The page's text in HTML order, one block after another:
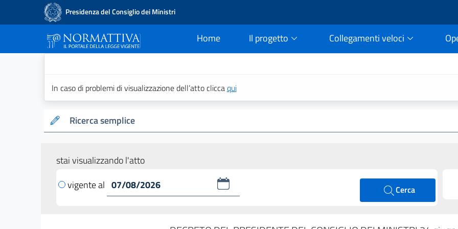
Presidenza del Consiglio dei Ministri
Home
current Il progetto Collegamenti veloci
In caso di problemi di visualizzazione dell’atto cliccaqui
Ricerca semplice
stai visualizzando l'atto
vigente al
Cerca